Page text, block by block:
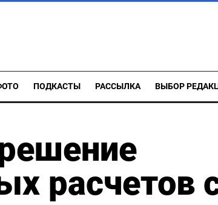
ПОДКАСТЫ РАССЫЛКА ВЫБОР
расчетов